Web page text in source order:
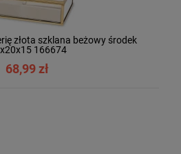
złota szklana beżowy środek
166674
68,99 zł